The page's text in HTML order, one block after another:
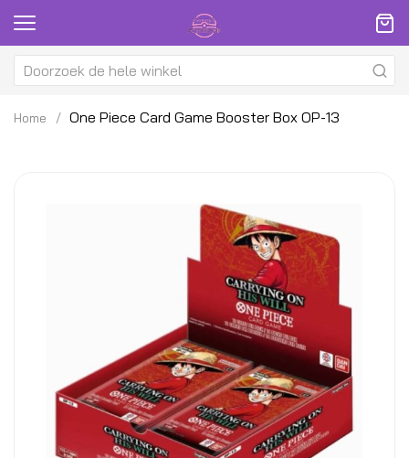
Home One Piece Card Game Booster Box OP-13